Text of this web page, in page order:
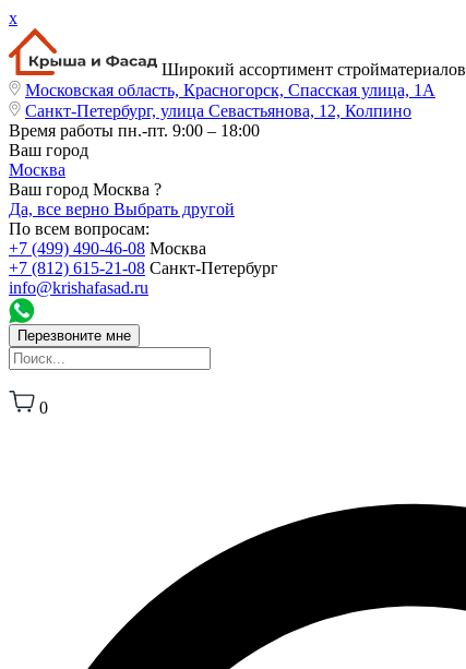
x
Широкий ассортимент стройматериалов
Московская область, Красногорск, Спасская улица, 1А
Санкт-Петербург, улица Севастьянова, 12, Колпино
Время работы пн.-пт. 9:00 – 18:00
Ваш город
Москва
Ваш город Москва ?
Да, все верно Выбрать другой
По всем вопросам:
+7 (499) 490-46-08 Москва
+7 (812) 615-21-08 Санкт-Петербург
info@krishafasad.ru
Перезвоните мне
0